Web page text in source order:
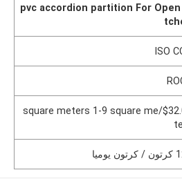
pvc accordion partition For Open
ISO
$32.00/square meters 1-9 square me
يوميا